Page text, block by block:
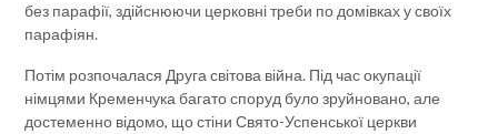
без парафії, здійснюючи церковні треби по домівках у своїх
парафіян.
Потім розпочалася Друга світова війна. Під час окупації
німцями Кременчука багато споруд було зруйновано, але
достеменно відомо, що стіни Свято-Успенської церкви